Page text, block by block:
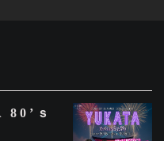
ｓ